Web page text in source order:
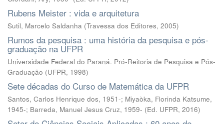
Rubens Meister : vida e arquitetura
Sutil, Marcelo Saldanha (Travessa dos Editores, 2005)
Rumos da pesquisa : uma história da pesquisa e pós-
graduação na UFPR
Universidade Federal do Paraná. Pró-Reitoria de Pesquisa e Pós-
Graduação (UFPR, 1998)
Sete décadas do Curso de Matemática da UFPR
Santos, Carlos Henrique dos, 1951-; Miyaòka, Florinda Katsume,
1945-; Barreda, Manuel Jesus Cruz, 1959- (Ed. UFPR, 2016)